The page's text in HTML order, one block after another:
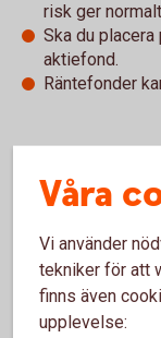
risk ger
Ska du
aktiefond.
Räntefonder
Våra
Ibland är det
Våra
Vi använder
tekniker för att
finns även
upplevelse: